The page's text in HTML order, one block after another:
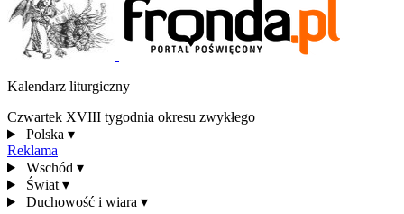
Kalendarz liturgiczny
Czwartek XVIII tygodnia okresu zwykłego
Polska ▾
Reklama
Wschód ▾
Świat ▾
Duchowość i wiara ▾